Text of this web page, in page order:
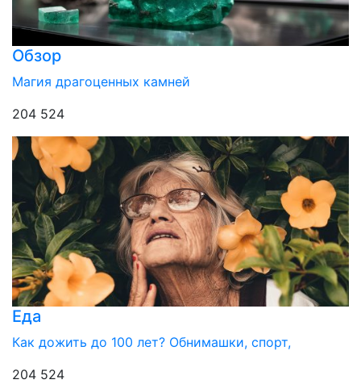
Обзор
Магия драгоценных камней
204 524
Еда
Как дожить до 100 лет? Обнимашки, спорт,
204 524